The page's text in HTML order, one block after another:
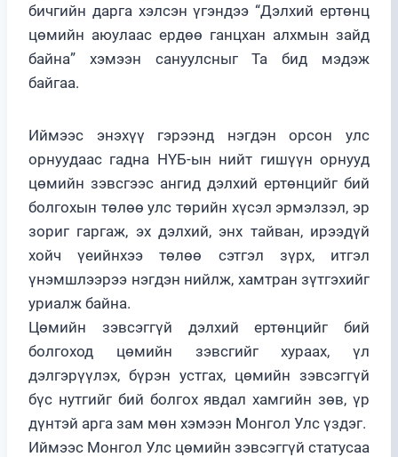
бичгийн дарга хэлсэн үгэндээ “Дэлхий ертөнц
цөмийн аюулаас ердөө ганцхан алхмын зайд
байна” хэмээн сануулсныг Та бид мэдэж
байгаа.
Иймээс энэхүү гэрээнд нэгдэн орсон улс
орнуудаас гадна НҮБ-ын нийт гишүүн орнууд
цөмийн зэвсгээс ангид дэлхий ертөнцийг бий
болгохын төлөө улс төрийн хүсэл эрмэлзэл, эр
зориг гаргаж, эх дэлхий, энх тайван, ирээдүй
хойч үеийнхээ төлөө сэтгэл зүрх, итгэл
үнэмшлээрээ нэгдэн нийлж, хамтран зүтгэхийг
уриалж байна.
Цөмийн зэвсэггүй дэлхий ертөнцийг бий
болгоход цөмийн зэвсгийг хураах, үл
дэлгэрүүлэх, бүрэн устгах, цөмийн зэвсэггүй
бүс нутгийг бий болгох явдал хамгийн зөв, үр
дүнтэй арга зам мөн хэмээн Монгол Улс үздэг.
Иймээс Монгол Улс цөмийн зэвсэггүй статусаа